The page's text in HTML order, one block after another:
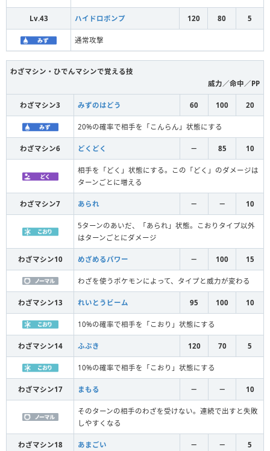
Lv.43 ハイドロポンプ 120 80 5
通常攻撃
わざマシン・ひでんマシンで覚える技
威力／命中／PP
わざマシン3 みずのはどう 60 100 20
20%の確率で相手を「こんらん」状態にする
わざマシン6 どくどく － 85 10
相手を「どく」状態にする。この「どく」のダメージは
ターンごとに増える
わざマシン7 あられ － － 10
5ターンのあいだ、「あられ」状態。こおりタイプ以外
はターンごとにダメージ
わざマシン10 めざめるパワー － 100 15
わざを使うポケモンによって、タイプと威力が変わる
わざマシン13 れいとうビーム 95 100 10
10%の確率で相手を「こおり」状態にする
わざマシン14 ふぶき 120 70 5
10%の確率で相手を「こおり」状態にする
わざマシン17 まもる － － 10
そのターンの相手のわざを受けない。連続で出すと失敗
しやすくなる
わざマシン18 あまごい － － 5